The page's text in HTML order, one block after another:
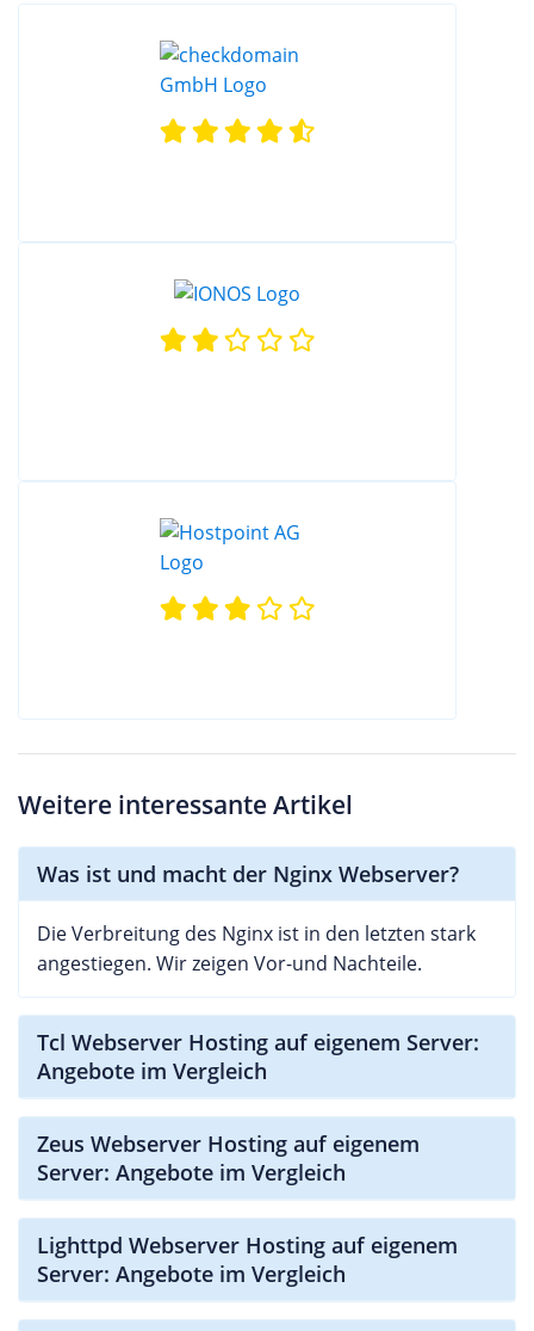
Weitere interessante Artikel
Was ist und macht der Nginx Webserver?
Die Verbreitung des Nginx ist in den letzten stark
angestiegen. Wir zeigen Vor-und Nachteile.
Tcl Webserver Hosting auf eigenem Server:
Angebote im Vergleich
Zeus Webserver Hosting auf eigenem
Server: Angebote im Vergleich
Lighttpd Webserver Hosting auf eigenem
Server: Angebote im Vergleich